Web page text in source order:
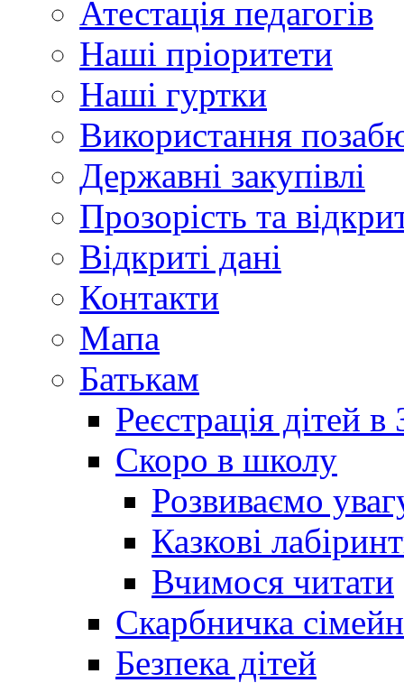
Атестація педагогів
Наші пріоритети
Наші гуртки
Використання
Державні закупівлі
Прозорість та
Відкриті дані
Контакти
Мапа
Батькам
Реєстрація дітей
Скоро в школу
Розвиваємо
Казкові
Вчимося читати
Скарбничка
Безпека дітей